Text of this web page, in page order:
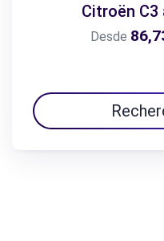
Citroën
Desde